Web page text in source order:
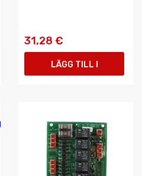
31,28 €
LÄGG TILL I